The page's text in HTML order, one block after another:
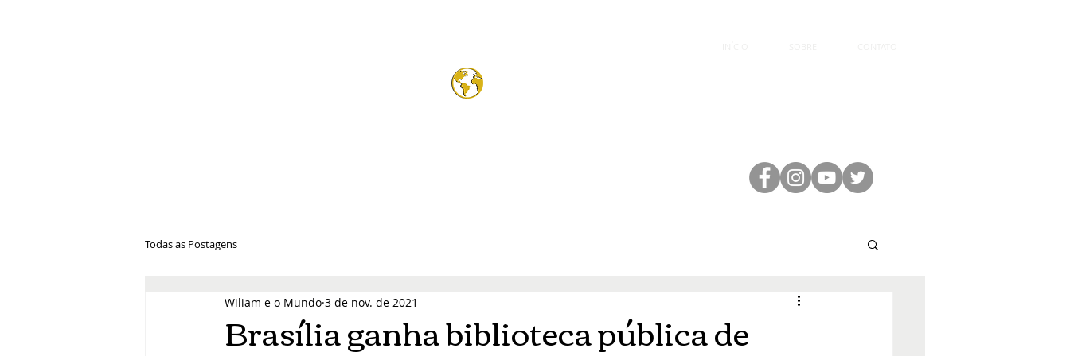
Wiliam e o Mund
Todas as Postagens
Brasília ganha biblioteca pública de
Wiliam e o Mundo 3 de nov. de 2021